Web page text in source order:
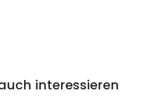
interessieren